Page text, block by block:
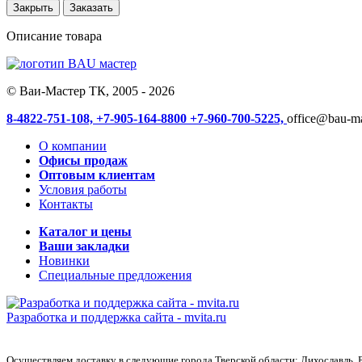
Закрыть Заказать
Описание товара
© Ваи-Мастер ТК, 2005 - 2026
8-4822-751-108, +7-905-164-8800 +7-960-700-5225, office@bau-
О компании
Офисы продаж
Оптовым клиентам
Условия работы
Контакты
Каталог и цены
Ваши закладки
Новинки
Специальные предложения
Разработка и поддержка сайта - mvita.ru